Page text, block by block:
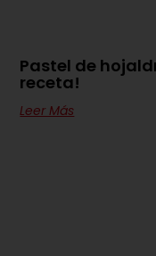
Pastel de
receta!
Leer Más